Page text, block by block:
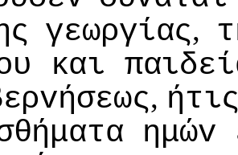
γεωργίας,
και
,
ημώv